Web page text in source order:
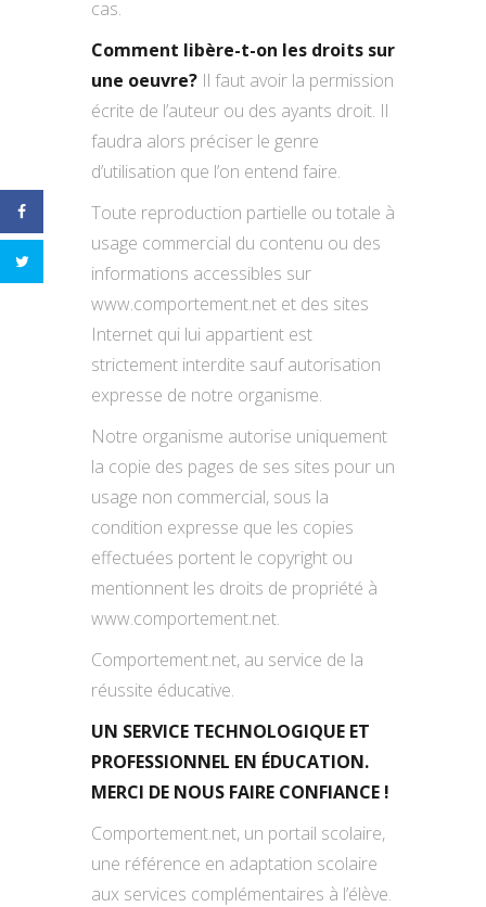
cas.
Comment libère-t-on les droits sur
une oeuvre? Il faut avoir la permission
écrite de l’auteur ou des ayants droit. Il
faudra alors préciser le genre
d’utilisation que l’on entend faire.
Toute reproduction partielle ou totale à
usage commercial du contenu ou des
informations accessibles sur
www.comportement.net et des sites
Internet qui lui appartient est
strictement interdite sauf autorisation
expresse de notre organisme.
Notre organisme autorise uniquement
la copie des pages de ses sites pour un
usage non commercial, sous la
condition expresse que les copies
effectuées portent le copyright ou
mentionnent les droits de propriété à
www.comportement.net.
Comportement.net, au service de la
réussite éducative.
UN SERVICE TECHNOLOGIQUE ET
PROFESSIONNEL EN ÉDUCATION.
MERCI DE NOUS FAIRE CONFIANCE !
Comportement.net, un portail scolaire,
une référence en adaptation scolaire
aux services complémentaires à l’élève.